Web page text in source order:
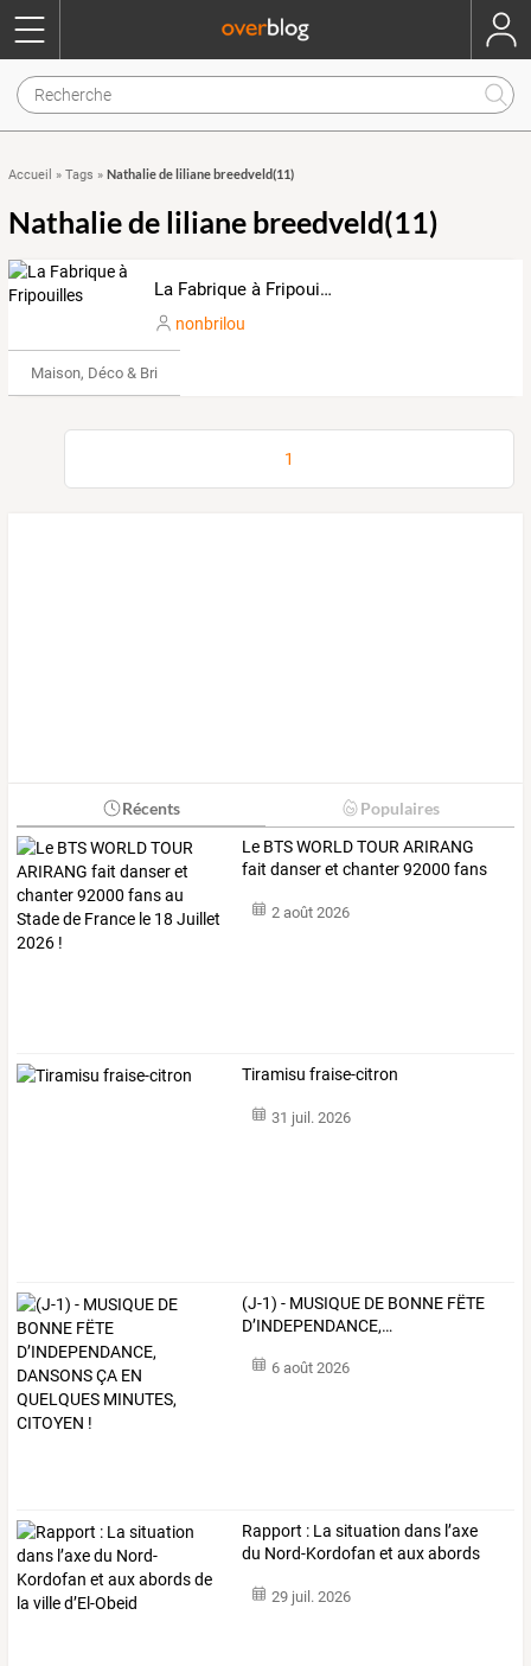
Accueil » Tags » Nathalie de liliane breedveld(11)
Nathalie de liliane breedveld(11)
La Fabrique à Fripouilles
nonbrilou
Maison, Déco & Bricolage
1
Récents Populaires
Le BTSWORLDTOUR ARIRANG
fait danseret chanter92000 fans
2 août 2026
Tiramisu fraise-citron
31 juil. 2026
(J-1) - MUSIQUE DE BONNE FËTE
D’INDEPENDANCE,…
6 août 2026
Rapport : La situation dans l’axe
du Nord-Kordofan et auxabords
29 juil. 2026